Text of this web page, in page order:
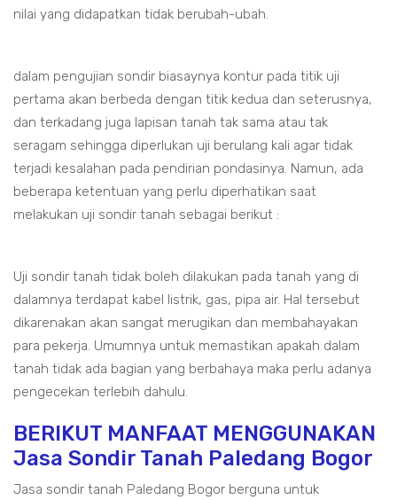
nilai yang didapatkan tidak berubah-ubah.
dalam pengujian sondir biasaynya kontur pada titik uji
pertama akan berbeda dengan titik kedua dan seterusnya,
dan terkadang juga lapisan tanah tak sama atau tak
seragam sehingga diperlukan uji berulang kali agar tidak
terjadi kesalahan pada pendirian pondasinya. Namun, ada
beberapa ketentuan yang perlu diperhatikan saat
melakukan uji sondir tanah sebagai berikut :
Uji sondir tanah tidak boleh dilakukan pada tanah yang di
dalamnya terdapat kabel listrik, gas, pipa air. Hal tersebut
dikarenakan akan sangat merugikan dan membahayakan
para pekerja. Umumnya untuk memastikan apakah dalam
tanah tidak ada bagian yang berbahaya maka perlu adanya
pengecekan terlebih dahulu.
BERIKUT MANFAAT MENGGUNAKAN
Jasa Sondir Tanah Paledang Bogor
Jasa sondir tanah Paledang Bogor berguna untuk